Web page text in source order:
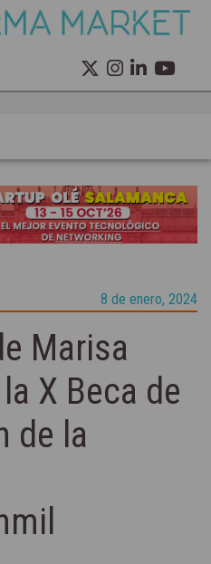
8 de enero, 2024
Marisa
X Beca de
de la